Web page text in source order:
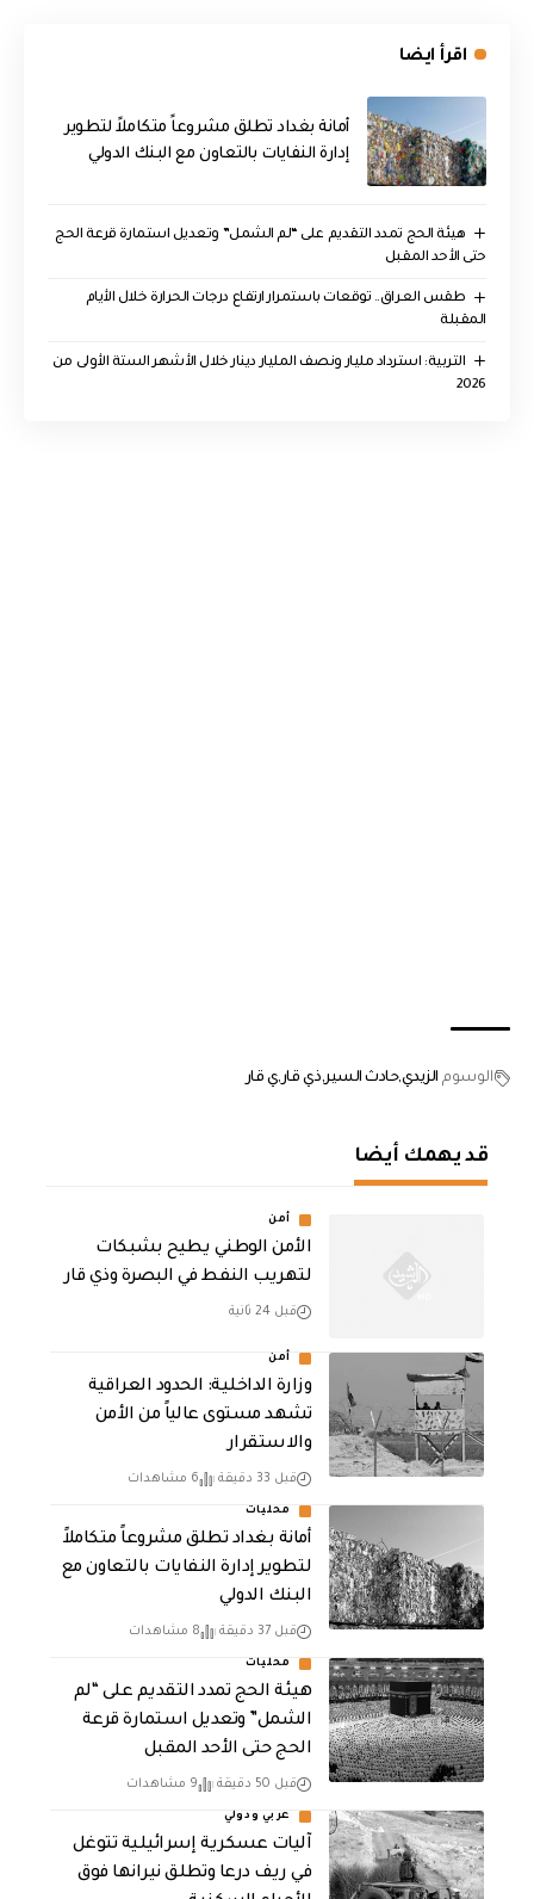
اقرأ ايضا
أمانة بغداد تطلق مشروعاً متكاملاً لتطوير
إدارة النفايات بالتعاون مع البنك الدولي
هيئة الحج تمدد التقديم على “لم الشمل” وتعديل استمارة قرعة الحج
حتى الأحد المقبل
طقس العراق.. توقعات باستمرار ارتفاع درجات الحرارة خلال الأيام
المقبلة
التربية: استرداد مليار ونصف المليار دينار خلال الأشهر الستة الأولى من
2026
الوسوم الزيديحادث السير ذي قار ي قار
قد يهمك أيضا
أمن
الأمن الوطني يطيح بشبكات
لتهريب النفط في البصرة وذي قار
قبل 24 ثانية
أمن
وزارة الداخلية: الحدود العراقية
تشهد مستوى عالياً من الأمن
والاستقرار
قبل 33 دقيقة 6 مشاهدات
محليات
أمانة بغداد تطلق مشروعاً متكاملاً
لتطوير إدارة النفايات بالتعاون مع
البنك الدولي
قبل 37 دقيقة 8 مشاهدات
محليات
هيئة الحج تمدد التقديم على “لم
الشمل” وتعديل استمارة قرعة
الحج حتى الأحد المقبل
قبل 50 دقيقة 9 مشاهدات
عربي ودولي
آليات عسكرية إسرائيلية تتوغل
في ريف درعا وتطلق نيرانها فوق